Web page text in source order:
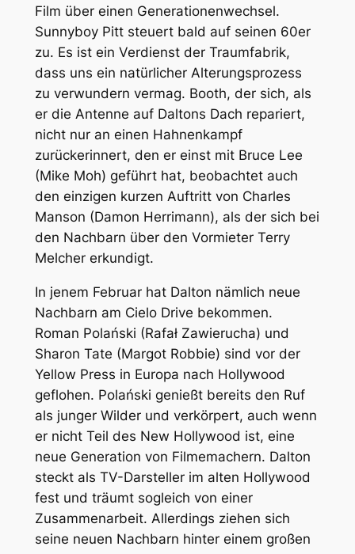
Film über einen Generationenwechsel.
Sunnyboy Pitt steuert bald auf seinen 60er
zu. Es ist ein Verdienst der Traumfabrik,
dass uns ein natürlicher Alterungsprozess
zu verwundern vermag. Booth, der sich, als
er die Antenne auf Daltons Dach repariert,
nicht nur an einen Hahnenkampf
zurückerinnert, den er einst mit Bruce Lee
(Mike Moh) geführt hat, beobachtet auch
den einzigen kurzen Auftritt von Charles
Manson (Damon Herrimann), als der sich bei
den Nachbarn über den Vormieter Terry
Melcher erkundigt.
In jenem Februar hat Dalton nämlich neue
Nachbarn am Cielo Drive bekommen.
Roman Polański (Rafał Zawierucha) und
Sharon Tate (Margot Robbie) sind vor der
Yellow Press in Europa nach Hollywood
geflohen. Polański genießt bereits den Ruf
als junger Wilder und verkörpert, auch wenn
er nicht Teil des New Hollywood ist, eine
neue Generation von Filmemachern. Dalton
steckt als TV-Darsteller im alten Hollywood
fest und träumt sogleich von einer
Zusammenarbeit. Allerdings ziehen sich
seine neuen Nachbarn hinter einem großen